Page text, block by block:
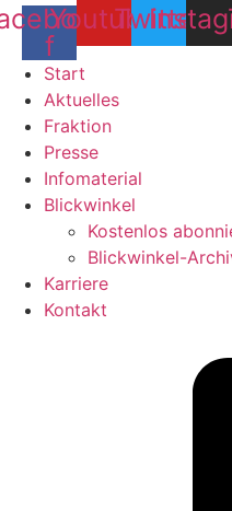
f
YoutubeTwitter
Start
Aktuelles
Fraktion
Presse
Infomaterial
Blickwinkel
Kostenlos
Blickwinkel-
Karriere
Kontakt